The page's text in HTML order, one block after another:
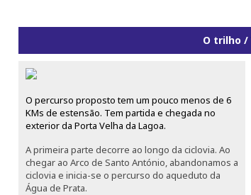
O trilho
O percurso proposto tem um pouco menos de 6
KMs de estensão. Tem partida e chegada no
exterior da Porta Velha da Lagoa.
A primeira parte decorre ao longo da ciclovia. Ao
chegar ao Arco de Santo António, abandonamos a
ciclovia e inicia-se o percurso do aqueduto da
Água de Prata.